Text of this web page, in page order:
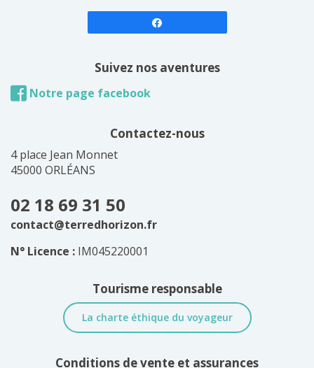
Suivez nos aventures
Notre page facebook
Contactez-nous
4 place Jean Monnet
45000 ORLÉANS
02 18 69 31 50
contact@terredhorizon.fr
N° Licence : IM045220001
Tourisme responsable
La charte éthique du voyageur
Conditions de vente et assurances